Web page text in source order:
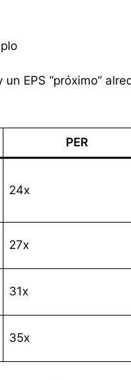
un EPS “próximo”
PER
24x
27x
31x
35x